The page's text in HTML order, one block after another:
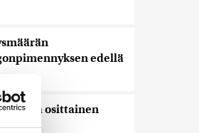
edellä
osittainen